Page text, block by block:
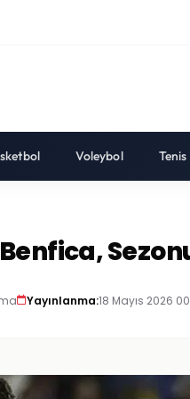
Voleybol Tenis
Yayınlanma:18 Mayıs 2026